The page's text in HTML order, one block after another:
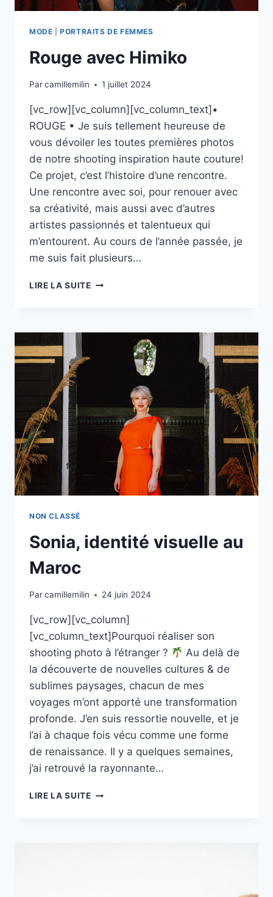
MODE |PORTRAITS DE FEMMES
Rouge avec Himiko
Parcamillemilin 1 juillet 2024
[vc_row][vc_column][vc_column_text]•
ROUGE • Je suis tellement heureuse de
vous dévoiler les toutes premières photos
de notre shooting inspiration haute couture!
Ce projet, c’est l’histoire d’une rencontre.
Une rencontre avec soi, pour renouer avec
sa créativité, mais aussi avec d’autres
artistes passionnés et talentueux qui
m’entourent. Au cours de l’année passée, je
me suis fait plusieurs…
LIRE LA SUITEROUGE
NON CLASSÉ
Sonia, identité visuelle au
Maroc
Parcamillemilin 24 juin 2024
[vc_row][vc_column]
[vc_column_text]Pourquoi réaliser son
shooting photo à l’étranger ?
Au delà de
la découverte de nouvelles cultures & de
sublimes paysages, chacun de mes
voyages m’ont apporté une transformation
profonde. J’en suis ressortie nouvelle, et je
l’ai à chaque fois vécu comme une forme
de renaissance. Il y a quelques semaines,
j’ai retrouvé la rayonnante…
LIRE LA SUITESONIA,